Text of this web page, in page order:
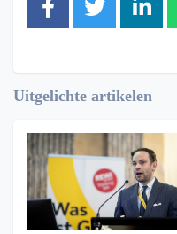
Uitgelichte artikelen